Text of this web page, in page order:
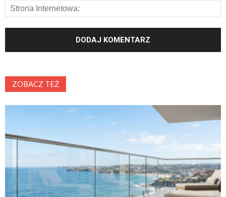
ZOBACZ TEŻ